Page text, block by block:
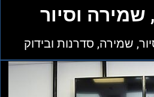
וסיור
שמירה, סדרנות ובידוק